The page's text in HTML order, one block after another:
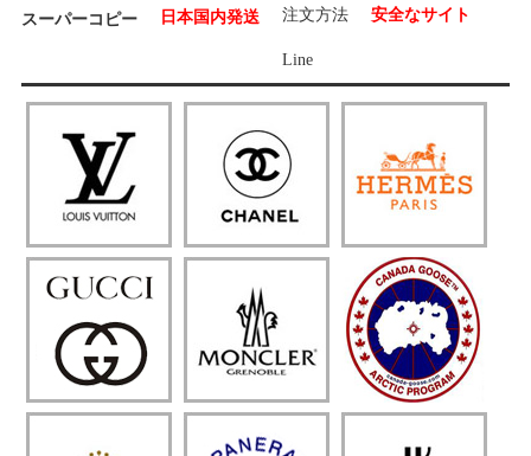
スーパーコピー 日本国内発送 注文方法 安全なサイト
Line